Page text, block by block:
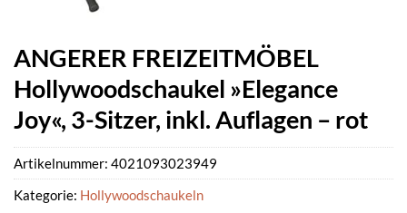
ANGERER FREIZEITMÖBEL
Hollywoodschaukel »Elegance
Joy«, 3-Sitzer, inkl. Auflagen – rot
Artikelnummer: 4021093023949
Kategorie: Hollywoodschaukeln